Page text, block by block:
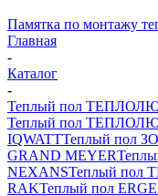
Памятка по монтажу
Главная
-
Каталог
-
Теплый пол
Теплый пол
IQWATTТеплый пол
GRAND MEYER
NEXANSТеплый пол
RAKТеплый пол